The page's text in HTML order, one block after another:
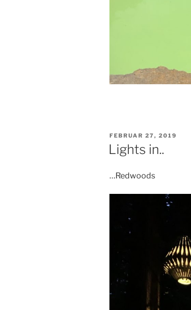
VERÖFFENTLICHT
AM
FEBRUAR 27, 2019
Lights in..
…Redwoods